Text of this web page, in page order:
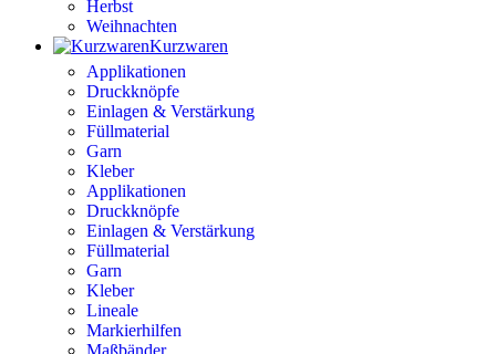
Herbst
Weihnachten
Kurzwaren
Applikationen
Druckknöpfe
Einlagen & Verstärkung
Füllmaterial
Garn
Kleber
Applikationen
Druckknöpfe
Einlagen & Verstärkung
Füllmaterial
Garn
Kleber
Lineale
Markierhilfen
Maßbänder